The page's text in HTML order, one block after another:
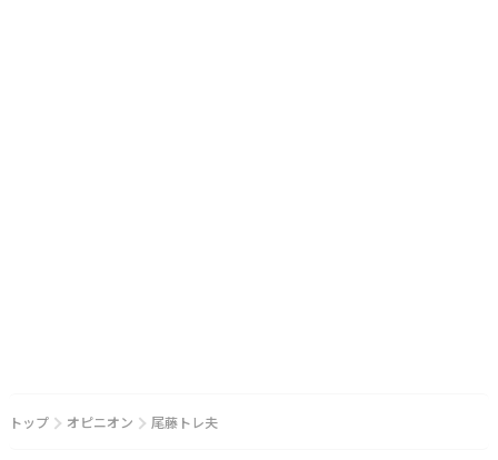
トップ オピニオン 尾藤トレ夫